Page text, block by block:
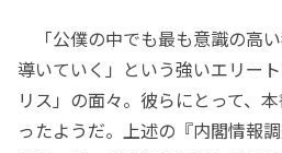
「公僕の中でも最も意識の高
導いていく」という強いエリー
リス」の面々。彼らにとって、
ったようだ。上述の『内閣情報